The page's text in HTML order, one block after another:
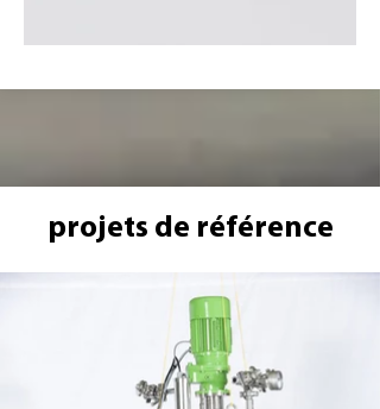
projets de référence